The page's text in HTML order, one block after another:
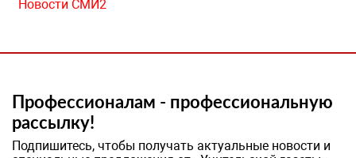
Новости СМИ2
Профессионалам - профессиональную
рассылку!
Подпишитесь, чтобы получать актуальные новости и